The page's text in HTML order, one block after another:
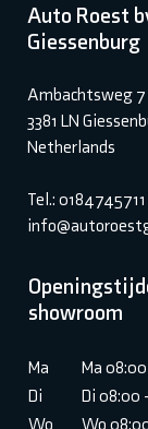
Auto Roest
Giessenburg
Ambachtsweg 7
3381 LN
Netherlands
Tel.: 0184745711
showroom
Ma
Ma
Di
Di 08:00
Wo
Wo